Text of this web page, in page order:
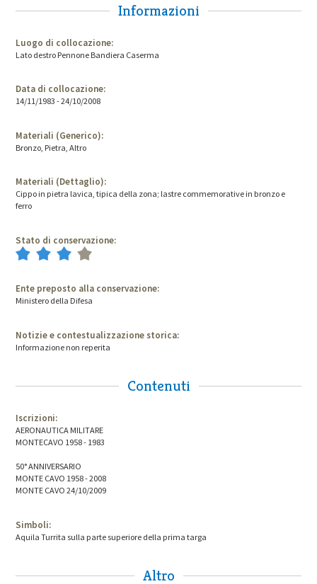
Informazioni
Luogo di collocazione:
Lato destro Pennone Bandiera Caserma
Data di collocazione:
14/11/1983 - 24/10/2008
Materiali (Generico):
Bronzo, Pietra, Altro
Materiali (Dettaglio):
Cippo in pietra lavica, tipica della zona; lastre commemorative in bronzo e
ferro
Stato di conservazione:
Ente preposto alla conservazione:
Ministero della Difesa
Notizie e contestualizzazione storica:
Informazione non reperita
Contenuti
Iscrizioni:
AERONAUTICA MILITARE
MONTECAVO 1958 - 1983
50° ANNIVERSARIO
MONTE CAVO 1958 - 2008
MONTE CAVO 24/10/2009
Simboli:
Aquila Turrita sulla parte superiore della prima targa
Altro